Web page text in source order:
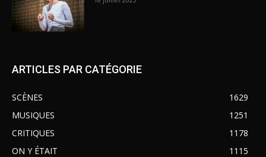
ARTICLES PAR CATÉGORIE
SCÈNES
1629
MUSIQUES
1251
CRITIQUES
1178
ON Y ÉTAIT
1115